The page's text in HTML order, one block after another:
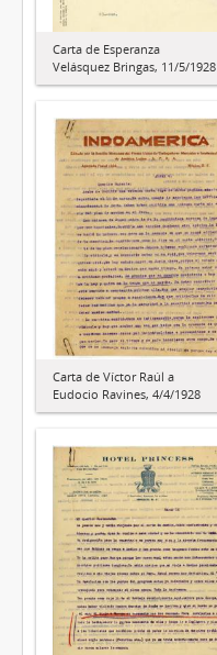
Carta de Esperanza
Velásquez Bringas, 11/5/1928
Carta de Víctor Raúl a
Eudocio Ravines, 4/4/1928